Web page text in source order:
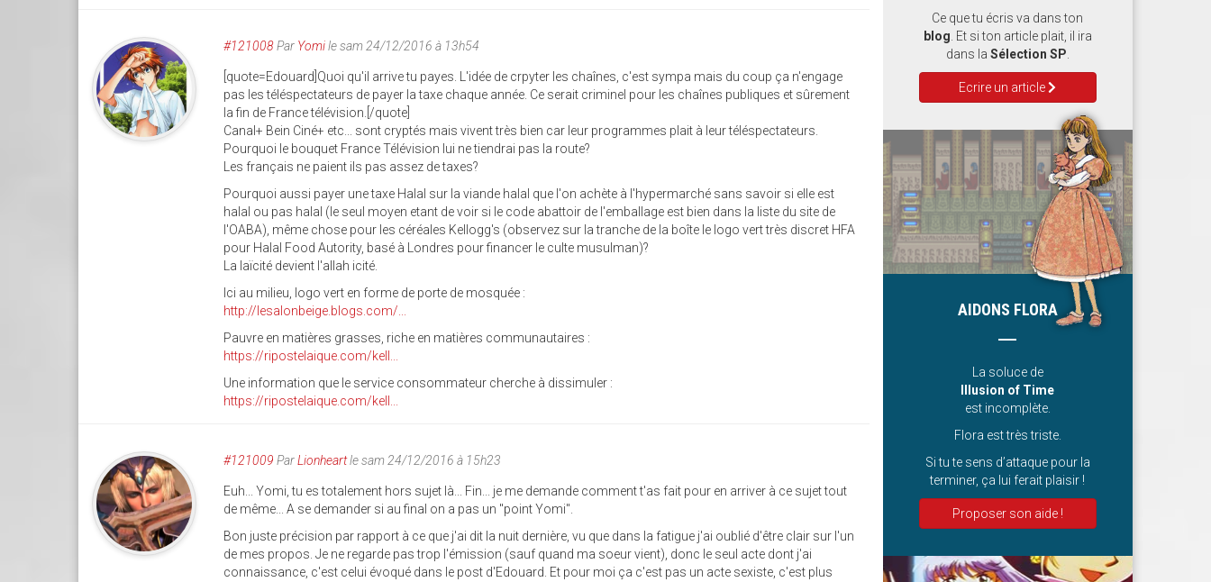
#121008Par Yomile sam 24/12/2016 à 13h54
[quote=Edouard]Quoi qu'il arrive tu payes. L'idée de crpyter les chaînes, c'est sympa mais du coup ça n'engage
pas les téléspectateurs de payer la taxe chaque année. Ce serait criminel pour les chaînes publiques et sûrement
la fin de France télévision.[/quote]
Canal+ Bein Ciné+ etc... sont cryptés mais vivent très bien car leur programmes plait à leur téléspectateurs.
Pourquoi le bouquet France Télévision lui ne tiendrai pas la route?
Les français ne paient ils pas assez de taxes?
Pourquoi aussi payer une taxe Halal sur la viande halal que l'on achète à l'hypermarché sans savoir si elle est
halal ou pas halal (le seul moyen etant de voir si le code abattoir de l'emballage est bien dans la liste du site de
l'OABA), même chose pour les céréales Kellogg's (observez sur la tranche de la boîte le logo vert très discret HFA
pour Halal Food Autority, basé à Londres pour financer le culte musulman)?
La laïcité devient l'allah icité.
Ici au milieu, logo vert en forme de porte de mosquée :
http://lesalonbeige.blogs.com/...
Pauvre en matières grasses, riche en matières communautaires :
https://ripostelaique.com/kell...
Une information que le service consommateur cherche à dissimuler :
https://ripostelaique.com/kell...
#121009 ParLionheartle sam 24/12/2016 à 15h23
Euh... Yomi, tu es totalement hors sujet là... Fin... je me demande comment t'as fait pour en arriver à ce sujet tout
de même... A se demander si au final on a pas un "point Yomi".
Bon juste précision par rapport à ce que j'ai dit la nuit dernière, vu que dans la fatigue j'ai oublié d'être clair sur l'un
de mes propos. Je ne regarde pas trop l'émission (sauf quand ma soeur vient), donc le seul acte dont j'ai
connaissance, c'est celui évoqué dans le post d'Edouard. Et pour moi ça c'est pas un acte sexiste, c'est plus
Ce que tu écris va dans ton
blog . Et si ton article plait, il ira
dans la Sélection SP
Ecrire un article
AIDONS FLORA
La soluce de
Illusion of Time
est incomplète.
Flora est très triste.
Si tu te sens d’attaque pour la
terminer, ça lui ferait plaisir !
Proposer son aide !